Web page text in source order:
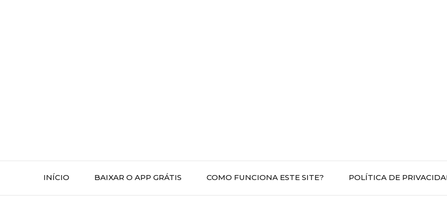
INÍCIO BAIXAR O APP GRÁTIS COMO FUNCIONA ESTE SITE? POLÍTICA DE